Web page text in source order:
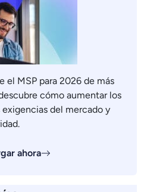
el MSP para 2026 de más
cómo aumentar los
exigencias del mercado y
ahora